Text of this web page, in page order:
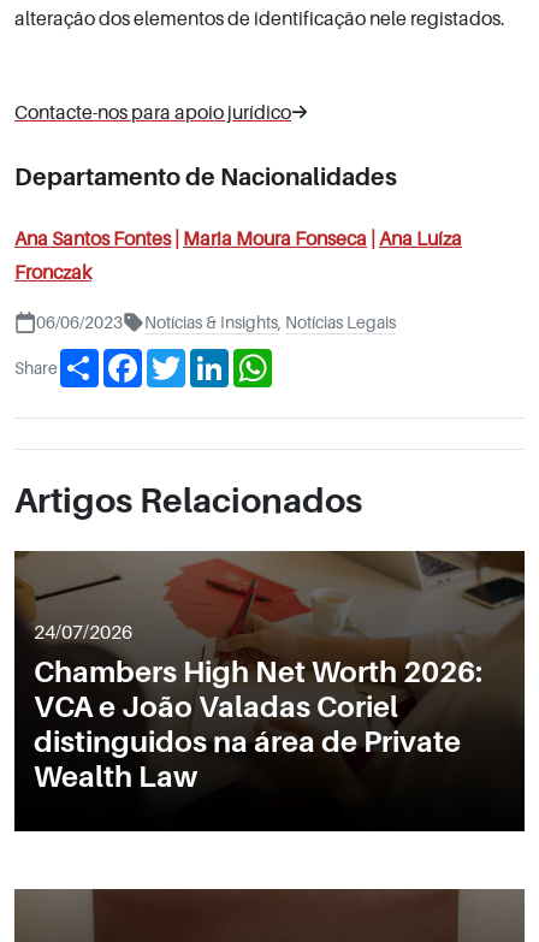
alteração dos elementos de identificação nele registados.
Contacte-nos para apoio jurídico
Departamento de Nacionalidades
Ana Santos Fontes| Maria Moura Fonseca Ana Luíza
Fronczak
06/06/2023 Notícias & Insights Notícias Legais
Share Share FacebookTwitterLinkedIn
Artigos Relacionados
24/07/2026
Chambers High Net Worth 2026:
VCA e João Valadas Coriel
distinguidos na área de Private
Wealth Law